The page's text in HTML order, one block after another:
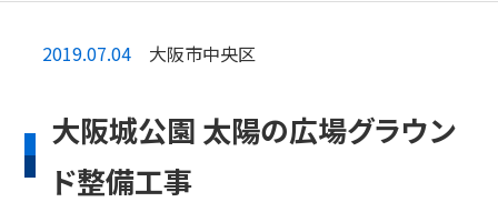
2019.07.04 大阪市中央区
大阪城公園 太陽の広場グラウン
ド整備工事